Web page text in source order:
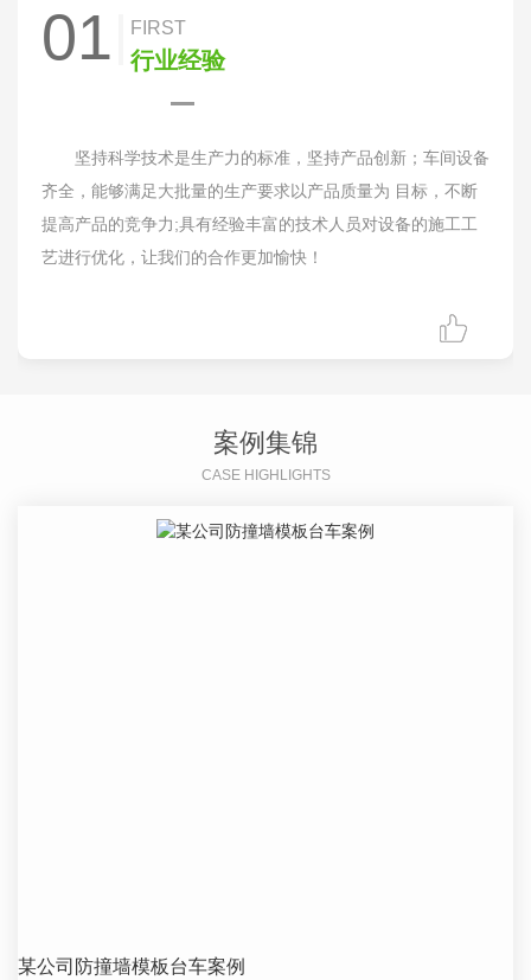
01 FIRST
行业经验
坚持科学技术是生产力的标准，坚持产品创新；车间设备
齐全，能够满足大批量的生产要求以产品质量为 目标，不断
提高产品的竞争力;具有经验丰富的技术人员对设备的施工工
艺进行优化，让我们的合作更加愉快！
案例集锦
CASE HIGHLIGHTS
某公司防撞墙模板台车案例